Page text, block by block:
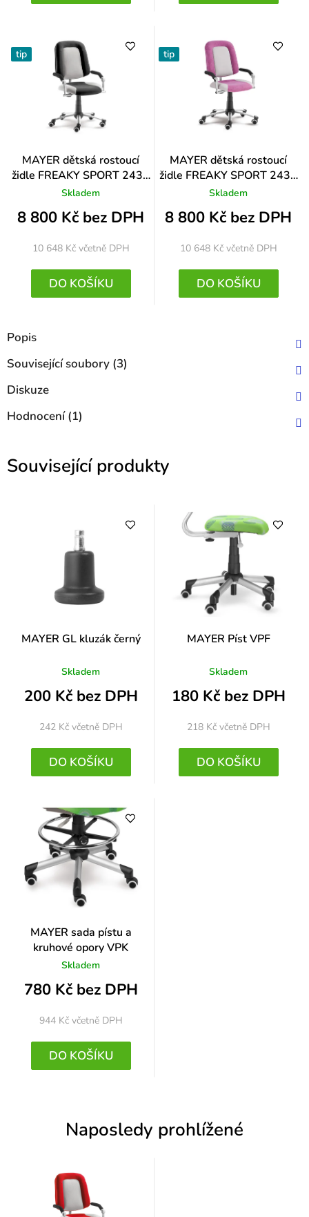
tip
MAYER dětská rostoucí
židle FREAKY SPORT 2430
08 397
Skladem
8 800 Kč bez DPH
10 648 Kč včetně DPH
DO KOŠÍKU
tip
MAYER dětská rostoucí
židle FREAKY SPORT 2430
08 390
Skladem
8 800 Kč bez DPH
10 648 Kč včetně DPH
DO KOŠÍKU
Popis
Související soubory (3)
Diskuze
Hodnocení (1)
Související produkty
MAYER GL kluzák černý
Skladem
200 Kč bez DPH
242 Kč včetně DPH
DO KOŠÍKU
MAYER Píst VPF
Skladem
180 Kč bez DPH
218 Kč včetně DPH
DO KOŠÍKU
MAYER sada pístu a
kruhové opory VPK
Skladem
780 Kč bez DPH
944 Kč včetně DPH
DO KOŠÍKU
Naposledy prohlížené